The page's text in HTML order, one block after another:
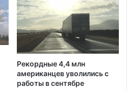
Рекордные 4,4 млн
американцев уволились с
работы в сентябре